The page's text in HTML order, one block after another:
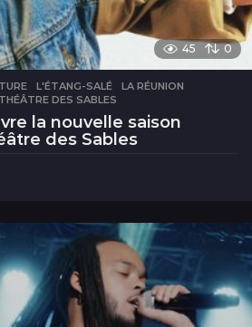
45 0
,L'ÉTANG-SALÉ ,LA RÉUNION
,THÉÂTRE DES SABLES
la nouvelle saison
des Sables